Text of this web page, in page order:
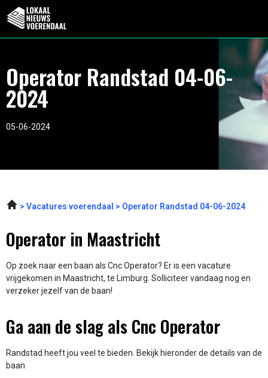
Operator Randstad 04-06-
2024
05-06-2024
Vacatures voerendaal Operator Randstad 04-06-2024
Operator in Maastricht
Op zoek naar een baan als Cnc Operator? Er is een vacature
vrijgekomen in Maastricht, te Limburg. Solliciteer vandaag nog en
verzeker jezelf van de baan!
Ga aan de slag als Cnc Operator
Randstad heeft jou veel te bieden. Bekijk hieronder de details van de
baan